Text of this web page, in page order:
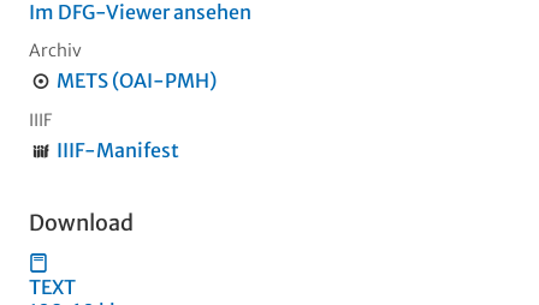
Im DFG-Viewer ansehen
Archiv
METS (OAI-PMH)
IIIF
IIIF-Manifest
Download
TEXT